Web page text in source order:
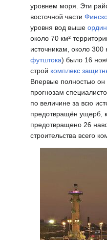
уровнем моря. Эти
восточной части
уровня вод выше
около 70 км²
источникам, около
футштока) было 16
строй комплекс
Впервые полностью он
прогнозам
по величине за всю
предотвращён ущерб,
предотвращено 26
строительства всего